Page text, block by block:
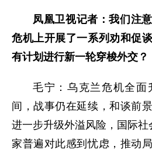
凤凰卫视记者：我们注
危机上开展了一系列劝和促
有计划进行新一轮穿梭外交？
毛宁：乌克兰危机全面
间，战事仍在延续，和谈前
进一步升级外溢风险，国际社
家普遍对此感到忧虑，推动